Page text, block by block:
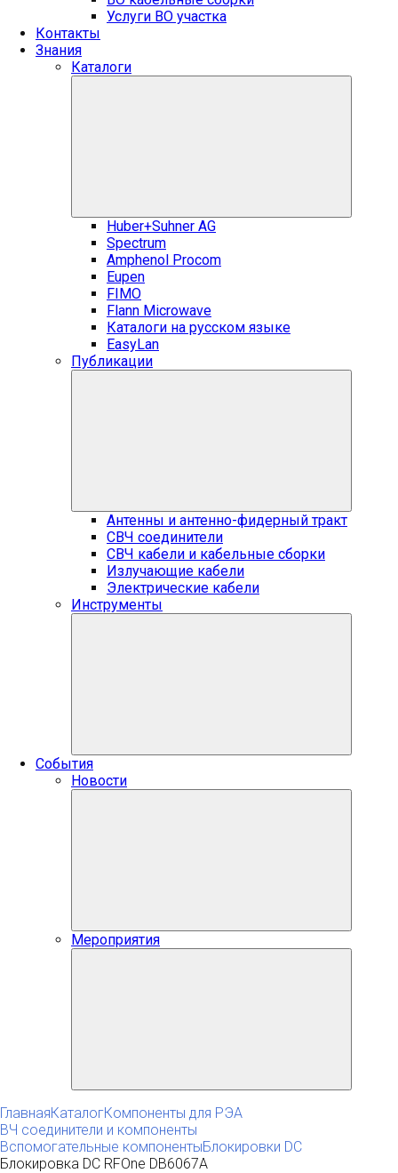
Услуги ВО участка
Контакты
Знания
Каталоги
Huber+Suhner AG
Spectrum
Amphenol Procom
Eupen
FIMO
Flann Microwave
Каталоги на русском языке
EasyLan
Публикации
Антенны и антенно-фидерный тракт
СВЧ соединители
СВЧ кабели и кабельные сборки
Излучающие кабели
Электрические кабели
Инструменты
События
Новости
Мероприятия
ГлавнаяКаталогКомпоненты для РЭА
ВЧ соединители и компоненты
Вспомогательные компонентыБлокировки DC
Блокировка DC RFOne DB6067A